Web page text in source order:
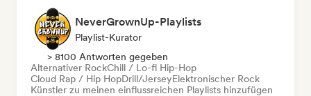
NeverGrownUp-Playlists
Playlist-Kurator
> 8100 Antworten gegeben
Alternativer RockChill / Lo-fi Hip-Hop
Cloud Rap / Hip HopDrill/JerseyElektronischer Rock
Künstler zu meinen einflussreichen Playlists hinzufügen